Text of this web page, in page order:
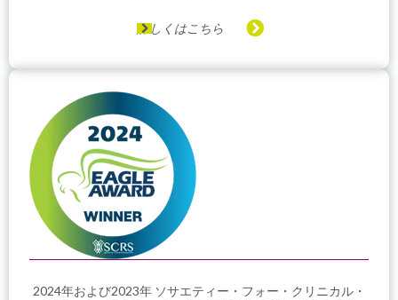
詳しくはこちら
2024年および2023年 ソサエティー・フォー・クリニカル・